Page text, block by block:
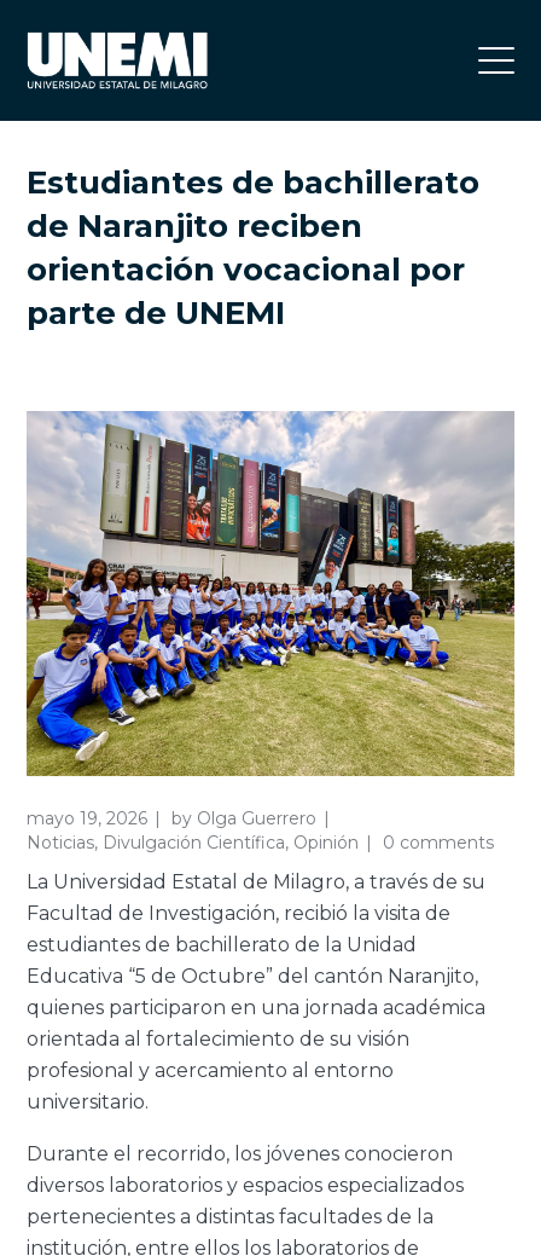
Estudiantes de bachillerato
de Naranjito reciben
orientación vocacional por
parte de UNEMI
mayo 19, 2026 by Olga Guerrero
Noticias, Divulgación Científica, Opinión 0 comments
La Universidad Estatal de Milagro, a través de su
Facultad de Investigación, recibió la visita de
estudiantes de bachillerato de la Unidad
Educativa “5 de Octubre” del cantón Naranjito,
quienes participaron en una jornada académica
orientada al fortalecimiento de su visión
profesional y acercamiento al entorno
universitario.
Durante el recorrido, los jóvenes conocieron
diversos laboratorios y espacios especializados
pertenecientes a distintas facultades de la
institución, entre ellos los laboratorios de